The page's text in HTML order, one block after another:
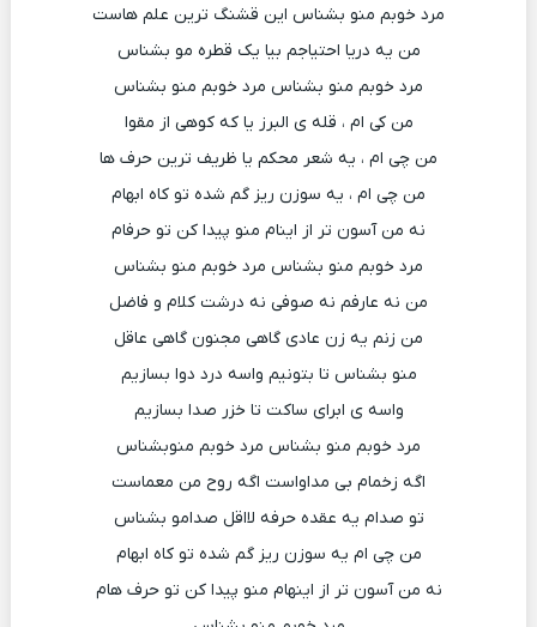
مرد خوبم منو بشناس این قشنگ ترین علم هاست
من یه دریا احتیاجم بیا یک قطره مو بشناس
مرد خوبم منو بشناس مرد خوبم منو بشناس
من کی ام ، قله ی البرز یا که کوهی از مقوا
من چی ام ، یه شعر محکم یا ظریف ترین حرف ها
من چی ام ، یه سوزن ریز گم شده تو کاه ابهام
نه من آسون تر از اینام منو پیدا کن تو حرفام
مرد خوبم منو بشناس مرد خوبم منو بشناس
من نه عارفم نه صوفی نه درشت کلام و فاضل
من زنم یه زن عادی گاهی مجنون گاهی عاقل
منو بشناس تا بتونیم واسه درد دوا بسازیم
واسه ی ابرای ساکت تا خزر صدا بسازیم
مرد خوبم منو بشناس مرد خوبم منوبشناس
اگه زخمام بی مداواست اگه روح من معماست
تو صدام یه عقده حرفه لااقل صدامو بشناس
من چی ام یه سوزن ریز گم شده تو کاه ابهام
نه من آسون تر از اینهام منو پیدا کن تو حرف هام